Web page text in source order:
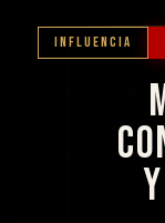
INFLUENCIA
Y